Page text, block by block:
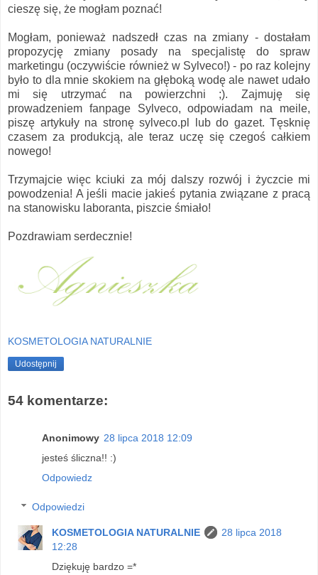
cieszę się, że mogłam poznać!
Mogłam, ponieważ nadszedł czas na zmiany - dostałam
propozycję zmiany posady na specjalistę do spraw
marketingu (oczywiście również w Sylveco!) - po raz kolejny
było to dla mnie skokiem na głęboką wodę ale nawet udało
mi się utrzymać na powierzchni ;). Zajmuję się
prowadzeniem fanpage Sylveco, odpowiadam na meile,
piszę artykuły na stronę sylveco.pl lub do gazet. Tęsknię
czasem za produkcją, ale teraz uczę się czegoś całkiem
nowego!
Trzymajcie więc kciuki za mój dalszy rozwój i życzcie mi
powodzenia! A jeśli macie jakieś pytania związane z pracą
na stanowisku laboranta, piszcie śmiało!
Pozdrawiam serdecznie!
KOSMETOLOGIA NATURALNIE
Udostępnij
54 komentarze:
Anonimowy 28 lipca 2018 12:09
jesteś śliczna!! :)
Odpowiedz
Odpowiedzi
KOSMETOLOGIA NATURALNIE
28 lipca 2018
12:28
Dziękuję bardzo =*